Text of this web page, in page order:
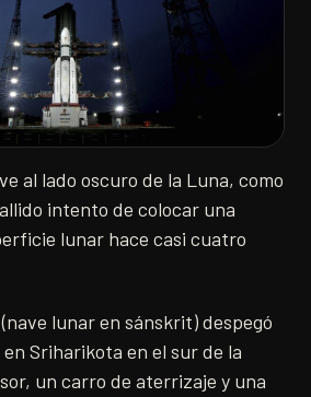
al lado oscuro de la Luna, como
intento de colocar una
lunar hace casi cuatro
lunar en sánskrit) despegó
Sriharikota en el sur de la
un carro de aterrizaje y una